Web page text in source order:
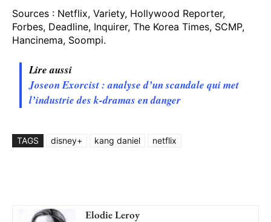
Sources : Netflix, Variety, Hollywood Reporter,
Forbes, Deadline, Inquirer, The Korea Times, SCMP,
Hancinema, Soompi.
Lire aussi
Joseon Exorcist : analyse d’un scandale qui met
l’industrie des k-dramas en danger
TAGS disney+ kang daniel netflix
Elodie Leroy